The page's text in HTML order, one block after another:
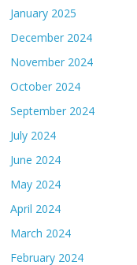
January 2025
December 2024
November 2024
October 2024
September 2024
July 2024
June 2024
May 2024
April 2024
March 2024
February 2024